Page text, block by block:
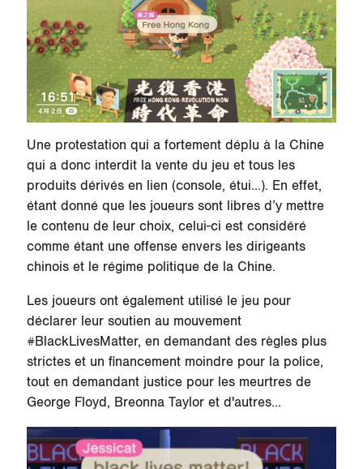
Une protestation qui a fortement déplu à la Chine
qui a donc interdit la vente du jeu et tous les
produits dérivés en lien (console, étui…). En effet,
étant donné que les joueurs sont libres d’y mettre
le contenu de leur choix, celui-ci est considéré
comme étant une offense envers les dirigeants
chinois et le régime politique de la Chine.
Les joueurs ont également utilisé le jeu pour
déclarer leur soutien au mouvement
#BlackLivesMatter, en demandant des règles plus
strictes et un financement moindre pour la police,
tout en demandant justice pour les meurtres de
George Floyd, Breonna Taylor et d'autres...